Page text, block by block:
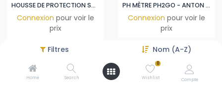
Filtres Nom (A-Z)
Home Search
0
Wishlist Compte
HOUSSE DE PROTECTION SMART PH2GO
Connexion pour voir le
prix
PH MÈTRE PH2GO - ANTON PAAR
Connexion pour voir le
prix